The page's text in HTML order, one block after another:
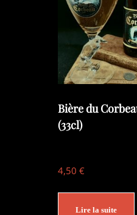
Bière du
(33cl)
4,50 €
Lire la suite